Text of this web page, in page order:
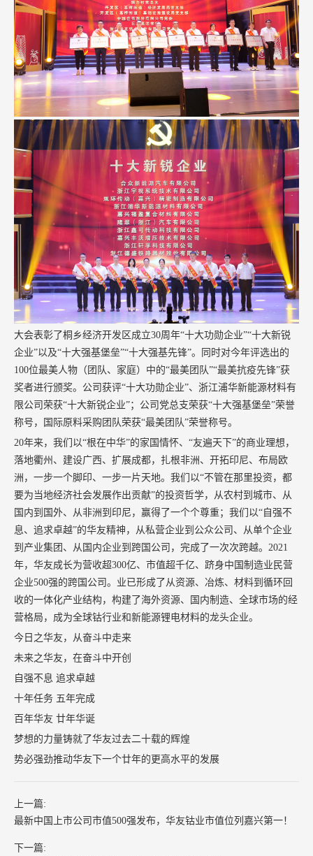
大会表彰了桐乡经济开发区成立30周年“十大功勋企业”“十大新锐
企业”以及“十大强基堡垒”“十大强基先锋”。同时对今年评选出的
100位最美人物（团队、家庭）中的“最美团队”“最美抗疫先锋”获
奖者进行颁奖。公司获评“十大功勋企业”、浙江浦华新能源材料有
限公司荣获“十大新锐企业”；公司党总支荣获“十大强基堡垒”荣誉
称号，国际原料采购团队荣获“最美团队”荣誉称号。
20年来，我们以“根在中华”的家国情怀、“友遍天下”的商业理想，
落地衢州、建设广西、扩展成都，扎根非洲、开拓印尼、布局欧
洲，一步一个脚印、一步一片天地。我们以“不管在那里投资，都
要为当地经济社会发展作出贡献”的投资哲学，从农村到城市、从
国内到国外、从非洲到印尼，赢得了一个个尊重；我们以“自强不
息、追求卓越”的华友精神，从私营企业到公众公司、从单个企业
到产业集团、从国内企业到跨国公司，完成了一次次跨越。2021
年，华友成长为营收超300亿、市值超千亿、跻身中国制造业民营
企业500强的跨国公司。业已形成了从资源、冶炼、材料到循环回
收的一体化产业结构，构建了海外资源、国内制造、全球市场的经
营格局，成为全球钴行业和新能源锂电材料的龙头企业。
今日之华友，从奋斗中走来
未来之华友，在奋斗中开创
自强不息 追求卓越
十年任务 五年完成
百年华友 廿年华诞
梦想的力量铸就了华友过去二十载的辉煌
势必强劲推动华友下一个廿年的更高水平的发展
上一篇:
最新中国上市公司市值500强发布，华友钴业市值位列嘉兴第一！
下一篇: